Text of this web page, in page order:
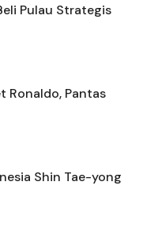
Pulau Strategis
Ronaldo, Pantas
Shin Tae-yong